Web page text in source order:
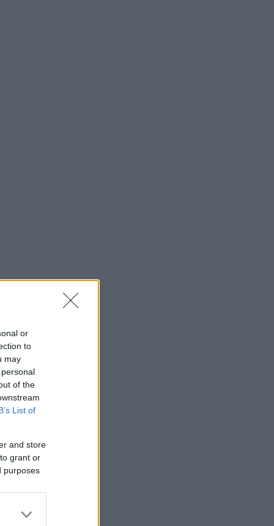
or
to
may
of the
List of
and store
grant or
purposes